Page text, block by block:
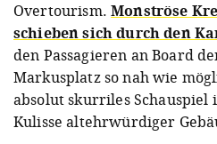
Overtourism.Monströse
schieben sich durch den
den Passagieren an Board
Markusplatz so nah wie
absolut skurriles
Kulisse altehrwürdiger